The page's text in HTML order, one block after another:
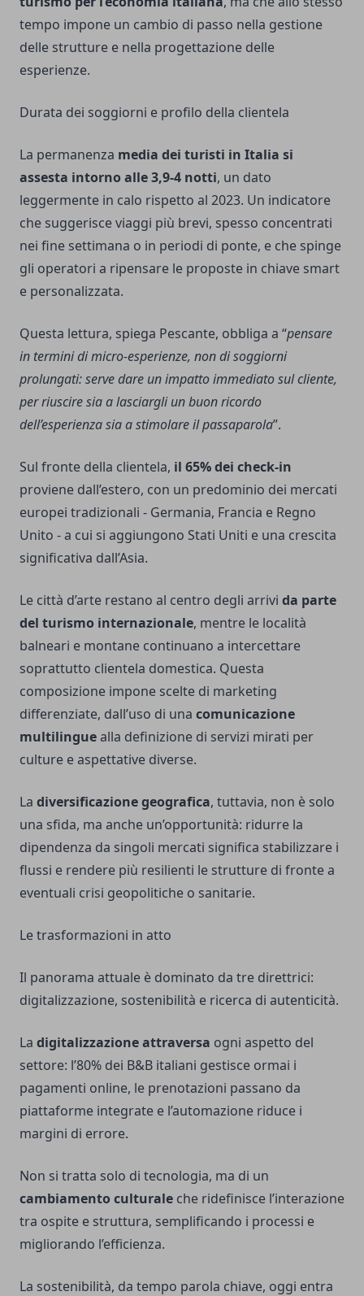
tempo impone un cambio di passo nella gestione
delle strutture e nella progettazione delle
esperienze.
Durata dei soggiorni e profilo della clientela
La permanenza media dei turisti in Italia si
assesta intorno alle 3,9-4 notti, un dato
leggermente in calo rispetto al 2023. Un indicatore
che suggerisce viaggi più brevi, spesso concentrati
nei fine settimana o in periodi di ponte, e che spinge
gli operatori a ripensare le proposte in chiave smart
e personalizzata.
Questa lettura, spiega Pescante, obbliga a “pensare
in termini di micro-esperienze, non di soggiorni
prolungati: serve dare un impatto immediato sul cliente,
per riuscire sia a lasciargli un buon ricordo
dell’esperienza sia a stimolare il passaparola”.
Sul fronte della clientela, il 65% dei check-in
proviene dall’estero, con un predominio dei mercati
europei tradizionali - Germania, Francia e Regno
Unito - a cui si aggiungono Stati Uniti e una crescita
significativa dall’Asia.
Le città d’arte restano al centro degli arrivi da parte
del turismo internazionale, mentre le località
balneari e montane continuano a intercettare
soprattutto clientela domestica. Questa
composizione impone scelte di marketing
differenziate, dall’uso di una comunicazione
multilinguealla definizione di servizi mirati per
culture e aspettative diverse.
La diversificazione geografica, tuttavia, non è solo
una sfida, ma anche un’opportunità: ridurre la
dipendenza da singoli mercati significa stabilizzare i
flussi e rendere più resilienti le strutture di fronte a
eventuali crisi geopolitiche o sanitarie.
Le trasformazioni in atto
Il panorama attuale è dominato da tre direttrici:
digitalizzazione, sostenibilità e ricerca di autenticità.
La digitalizzazione attraversa ogni aspetto del
settore: l’80% dei B&B italiani gestisce ormai i
pagamenti online, le prenotazioni passano da
piattaforme integrate e l’automazione riduce i
margini di errore.
Non si tratta solo di tecnologia, ma di un
cambiamento culturale che ridefinisce l’interazione
tra ospite e struttura, semplificando i processi e
migliorando l’efficienza.
La sostenibilità, da tempo parola chiave, oggi entra